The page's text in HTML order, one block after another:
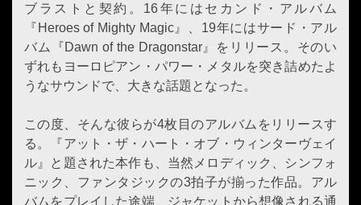
ブラストと契約。16年にはセカンド・アルバム
『Heroes of Mighty Magic』、19年にはサード・アル
バム『Dawn of the Dragonstar』をリリース。そのい
ずれもヨーロピアン・パワー・メタルを突き詰めたよ
うなサウンドで、大きな話題となった。
この度、そんな彼らが4枚目のアルバムをリリースす
る。『アット・ザ・ハート・オブ・ウィンターヴェイ
ル』と題された本作も、当然メロディック、シンフォ
ニック、ファンタジックの3拍子が揃った作品。アル
バムをプレイした途端、ジャケットから想像される通